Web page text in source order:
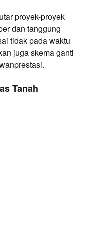
proyek-proyek
dan tanggung
tidak pada waktu
juga skema ganti
Tanah